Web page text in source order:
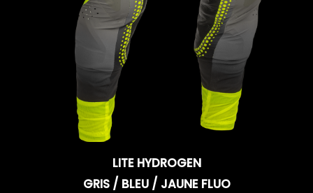
LITE HYDROGEN
GRIS / BLEU / JAUNE FLUO